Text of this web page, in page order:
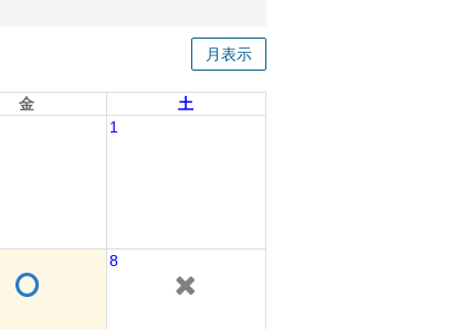
月表示
金
土
1
8